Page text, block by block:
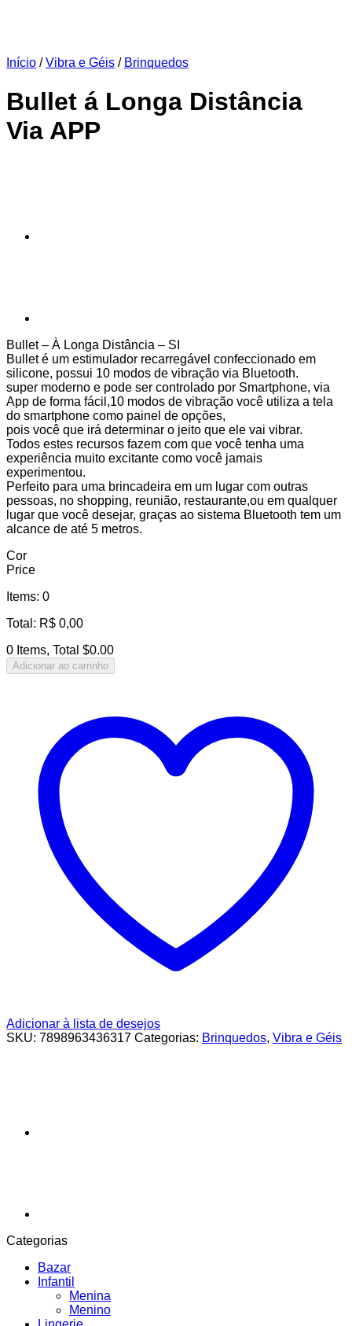
Início / Vibra e Géis / Brinquedos
Bullet á Longa Distância
Via APP
Bullet – À Longa Distância – SI
Bullet é um estimulador recarregável confeccionado em
silicone, possui 10 modos de vibração via Bluetooth.
super moderno e pode ser controlado por Smartphone, via
App de forma fácil,10 modos de vibração você utiliza a tela
do smartphone como painel de opções,
pois você que irá determinar o jeito que ele vai vibrar.
Todos estes recursos fazem com que você tenha uma
experiência muito excitante como você jamais
experimentou.
Perfeito para uma brincadeira em um lugar com outras
pessoas, no shopping, reunião, restaurante,ou em qualquer
lugar que você desejar, graças ao sistema Bluetooth tem um
alcance de até 5 metros.
Cor
Price
Items: 0
Total : R$ 0,00
0 Items, Total $0.00
Adicionar ao carrinho
Adicionar à lista de desejos
SKU: 7898963436317 Categorias: Brinquedos, Vibra e Géis
Categorias
Bazar
Infantil
Menina
Menino